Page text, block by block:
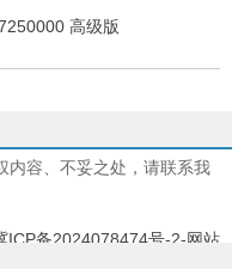
高级版
内容、不妥之处，请联系我
ICP备2024078474号-2-网站